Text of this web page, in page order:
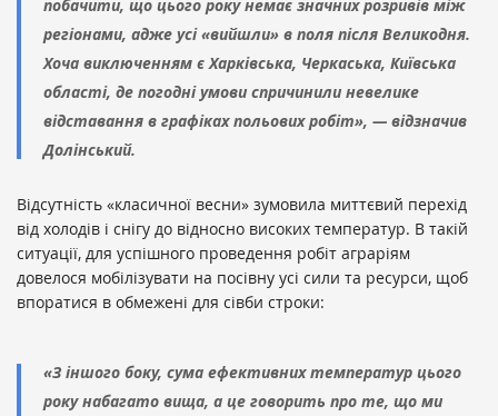
побачити, що цього року немає значних розривів між
регіонами, адже усі «вийшли» в поля після Великодня.
Хоча виключенням є Харківська, Черкаська, Київська
області, де погодні умови спричинили невелике
відставання в графіках польових робіт», — відзначив
Долінський.
Відсутність «класичної весни» зумовила миттєвий перехід
від холодів і снігу до відносно високих температур. В такій
ситуації, для успішного проведення робіт аграріям
довелося мобілізувати на посівну усі сили та ресурси, щоб
впоратися в обмежені для сівби строки:
«З іншого боку, сума ефективних температур цього
року набагато вища, а це говорить про те, що ми